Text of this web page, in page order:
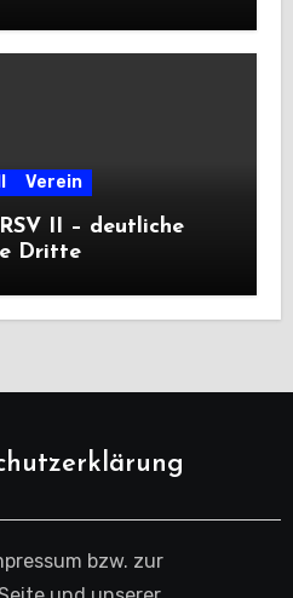
Verein
II – deutliche
Dritte
bzw. zur